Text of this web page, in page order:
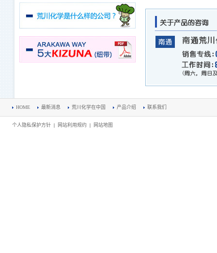
HOME 最新消息 荒川化学在中国 产品介绍 联系我们
个人隐私保护方针 | 网站利用规约 | 网站地图